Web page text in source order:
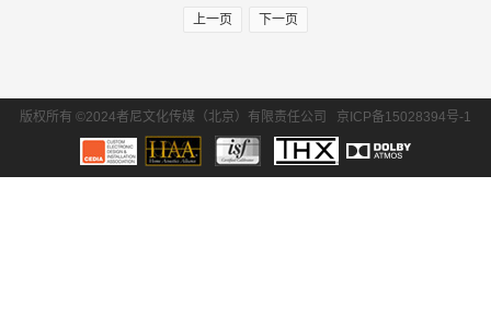
上一页 下一页
版权所有 ©2024者尼文化传媒（北京）有限责任公司 京ICP备15028394号-1